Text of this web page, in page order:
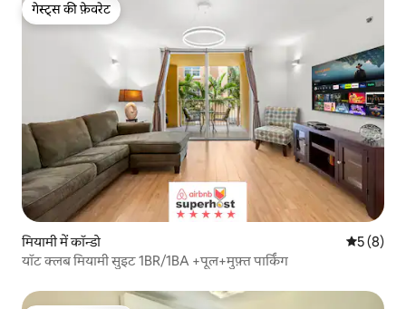
गेस्ट्स की फ़ेवरेट
गेस्ट्स की फ़ेवरेट
मियामी में कॉन्डो औसत रेटिंग
5 (8)
यॉट क्लब मियामी सुइट 1BR/1BA +पूल+मुफ़्त पार्किंग